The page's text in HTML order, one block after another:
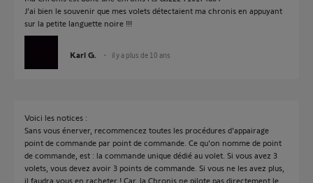
J'ai bien le souvenir que mes volets détectaient ma chronis en appuyant
sur la petite languette noire !!!
Karl G. il y a plus de 10 ans
Voici les notices :
Sans vous énerver, recommencez toutes les procédures d'appairage
point de commande par point de commande. Ce qu'on nomme de point
de commande, est : la commande unique dédié au volet. Si vous avez 3
volets, vous devez avoir 3 points de commande. Si vous ne les avez plus,
il faudra vous en racheter ! Car, la Chronis ne pilote pas directement le